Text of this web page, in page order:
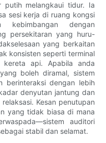
putih melangkaui tidur. Ia
sesi kerja di ruang kongsi
kebimbangan dengan
persekitaran yang huru-
yang berkaitan
konsisten seperti terminal
api. Apabila anda
boleh diramal, sistem
berinteraksi dengan lebih
denyutan jantung dan
Kesan penutupan
yang tidak biasa di mana
auditori
stabil dan selamat.